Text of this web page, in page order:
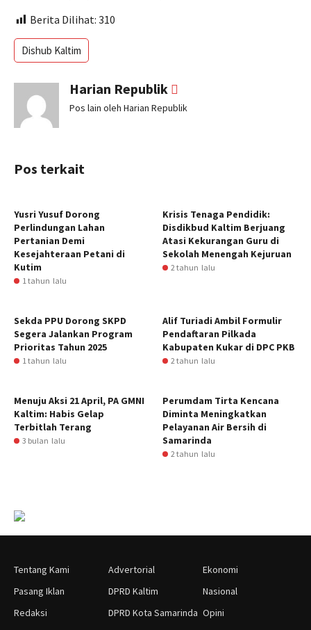
Berita Dilihat: 310
Dishub Kaltim
Harian Republik
Pos lain oleh Harian Republik
Pos terkait
Yusri Yusuf Dorong
Perlindungan Lahan
Pertanian Demi
Kesejahteraan Petani di
Kutim
1 tahun lalu
Krisis Tenaga Pendidik:
Disdikbud Kaltim Berjuang
Atasi Kekurangan Guru di
Sekolah Menengah Kejuruan
2 tahun lalu
Sekda PPU Dorong SKPD
Segera Jalankan Program
Prioritas Tahun 2025
1 tahun lalu
Alif Turiadi Ambil Formulir
Pendaftaran Pilkada
Kabupaten Kukar di DPC PKB
2 tahun lalu
Menuju Aksi 21 April, PA GMNI
Kaltim: Habis Gelap
Terbitlah Terang
3 bulan lalu
Perumdam Tirta Kencana
Diminta Meningkatkan
Pelayanan Air Bersih di
Samarinda
2 tahun lalu
Tentang Kami
Pasang Iklan
Redaksi
Advertorial
DPRD Kaltim
DPRD Kota Samarinda
Ekonomi
Nasional
Opini